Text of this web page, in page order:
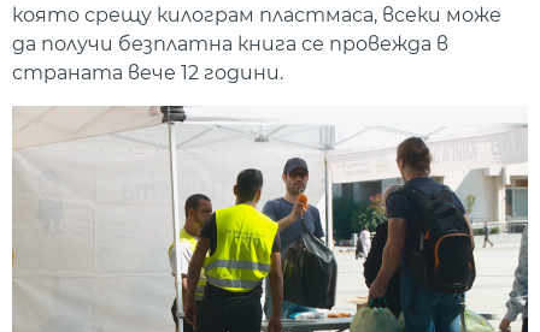
която срещу килограм пластмаса, всеки може
да получи безплатна книга се провежда в
страната вече 12 години.